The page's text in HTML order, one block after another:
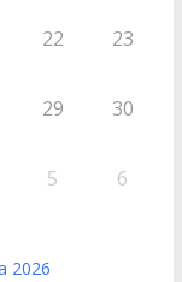
22 23
29 30
5 6
2026